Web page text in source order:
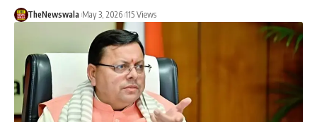
TheNewswala May 3, 2026 115 Views